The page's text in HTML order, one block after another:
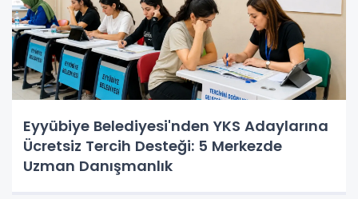
Eyyübiye Belediyesi'nden YKS Adaylarına
Ücretsiz Tercih Desteği: 5 Merkezde
Uzman Danışmanlık